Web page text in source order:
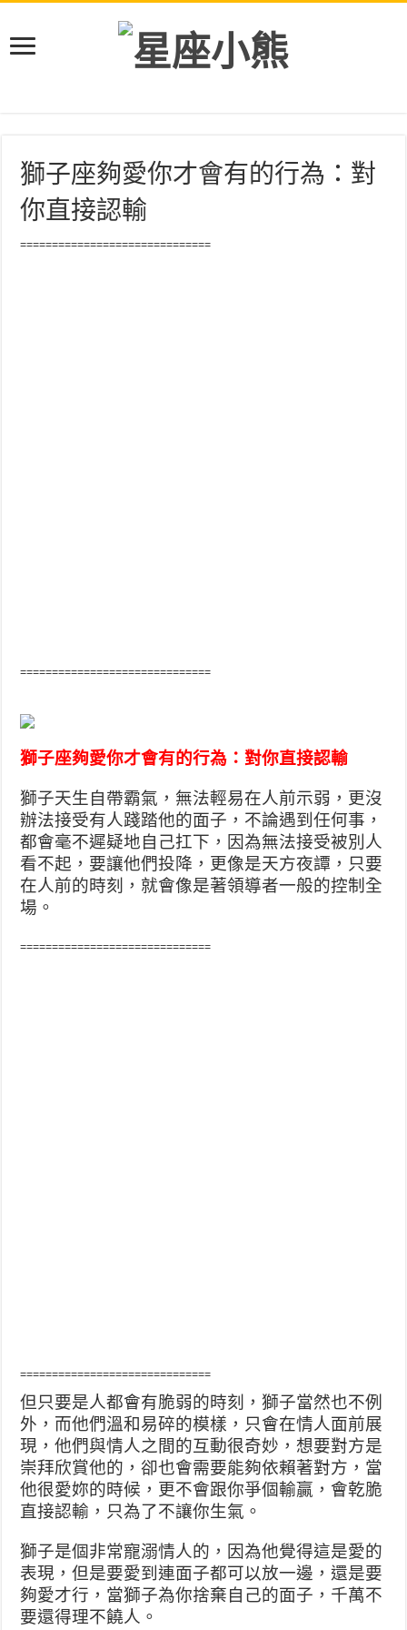
獅子座夠愛你才會有的行為：對
你直接認輸
==============================
==============================
獅子座夠愛你才會有的行為：對你直接認輸
獅子天生自帶霸氣，無法輕易在人前示弱，更沒
辦法接受有人踐踏他的面子，不論遇到任何事，
都會毫不遲疑地自己扛下，因為無法接受被別人
看不起，要讓他們投降，更像是天方夜譚，只要
在人前的時刻，就會像是著領導者一般的控制全
場。
==============================
==============================
但只要是人都會有脆弱的時刻，獅子當然也不例
外，而他們溫和易碎的模樣，只會在情人面前展
現，他們與情人之間的互動很奇妙，想要對方是
崇拜欣賞他的，卻也會需要能夠依賴著對方，當
他很愛妳的時候，更不會跟你爭個輸贏，會乾脆
直接認輸，只為了不讓你生氣。
獅子是個非常寵溺情人的，因為他覺得這是愛的
表現，但是要愛到連面子都可以放一邊，還是要
夠愛才行，當獅子為你捨棄自己的面子，千萬不
要還得理不饒人。